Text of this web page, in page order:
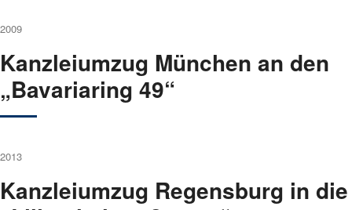
2009
Kanz­lei­um­zug Mün­chen an den
„Bava­ria­ring 49“
2013
Kanz­lei­um­zug Regens­burg in die